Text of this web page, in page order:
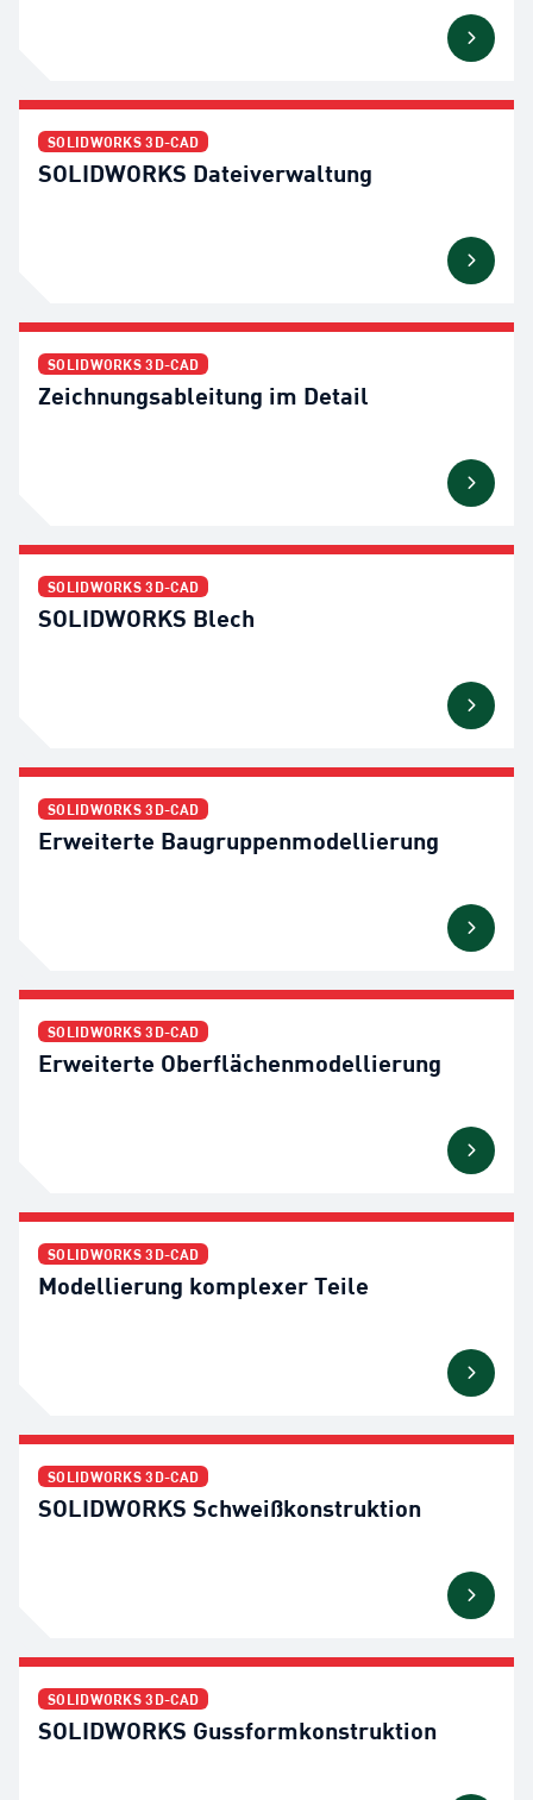
SOLIDWORKS 3D-CAD
SOLIDWORKS Dateiverwaltung
SOLIDWORKS 3D-CAD
Zeichnungsableitung im Detail
SOLIDWORKS 3D-CAD
SOLIDWORKS Blech
SOLIDWORKS 3D-CAD
Erweiterte Baugruppenmodellierung
SOLIDWORKS 3D-CAD
Erweiterte Oberflächenmodellierung
SOLIDWORKS 3D-CAD
Modellierung komplexer Teile
SOLIDWORKS 3D-CAD
SOLIDWORKS Schweißkonstruktion
SOLIDWORKS 3D-CAD
SOLIDWORKS Gussformkonstruktion